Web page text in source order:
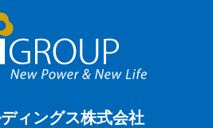
ィングス株式会社